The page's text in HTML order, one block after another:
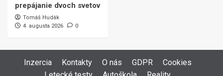
prepájanie dvoch svetov
Tomáš Hudák
4. augusta 2026
0
Inzercia Kontakty O nás GDPR
Cookies